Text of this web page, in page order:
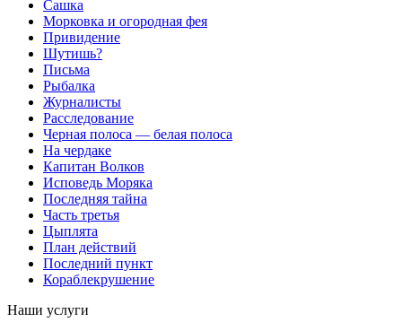
Сашка
Морковка и огородная фея
Привидение
Шутишь?
Письма
Рыбалка
Журналисты
Расследование
Черная полоса — белая полоса
На чердаке
Капитан Волков
Исповедь Моряка
Последняя тайна
Часть третья
Цыплята
План действий
Последний пункт
Кораблекрушение
Наши услуги